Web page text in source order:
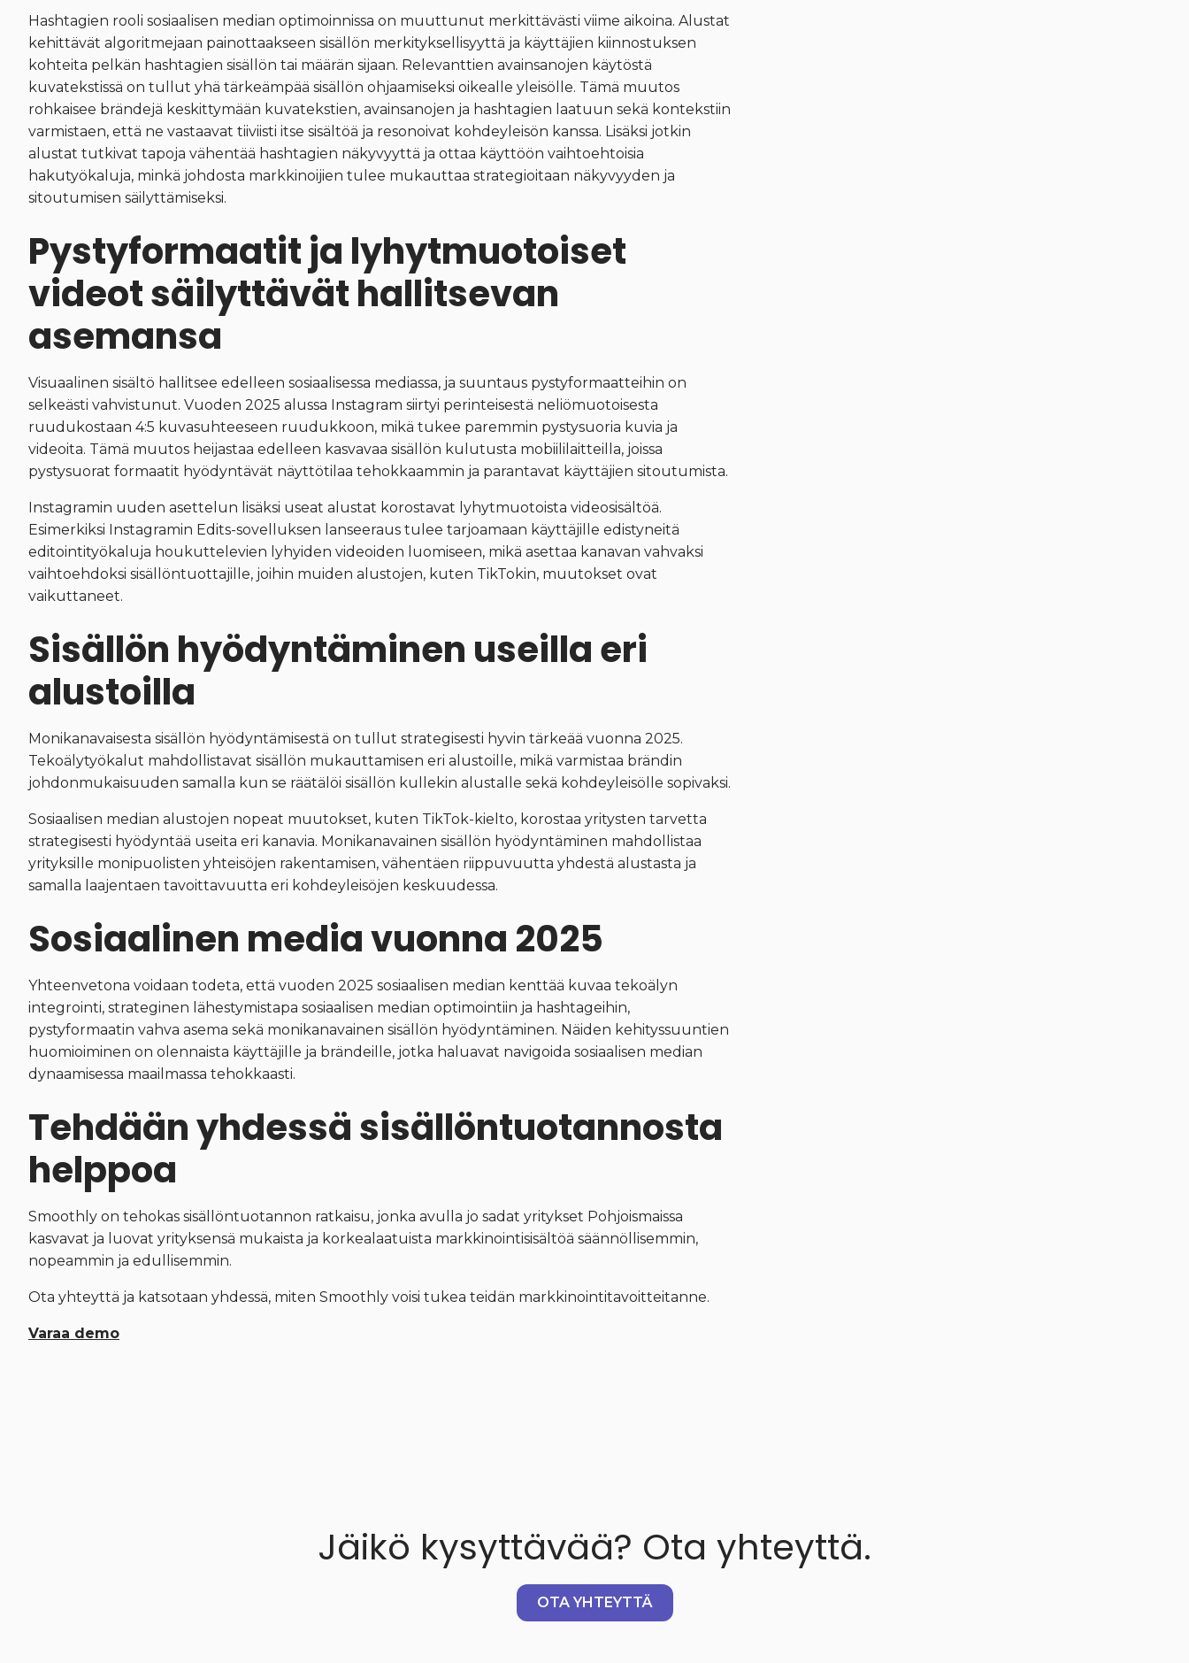
Hashtagien rooli sosiaalisen median optimoinnissa on muuttunut merkittävästi viime aikoina. Alustat
kehittävät algoritmejaan painottaakseen sisällön merkityksellisyyttä ja käyttäjien kiinnostuksen
kohteita pelkän hashtagien sisällön tai määrän sijaan. Relevanttien avainsanojen käytöstä
kuvatekstissä on tullut yhä tärkeämpää sisällön ohjaamiseksi oikealle yleisölle. Tämä muutos
rohkaisee brändejä keskittymään kuvatekstien, avainsanojen ja hashtagien laatuun sekä kontekstiin
varmistaen, että ne vastaavat tiiviisti itse sisältöä ja resonoivat kohdeyleisön kanssa. Lisäksi jotkin
alustat tutkivat tapoja vähentää hashtagien näkyvyyttä ja ottaa käyttöön vaihtoehtoisia
hakutyökaluja, minkä johdosta markkinoijien tulee mukauttaa strategioitaan näkyvyyden ja
sitoutumisen säilyttämiseksi.
Pystyformaatit ja lyhytmuotoiset
videot säilyttävät hallitsevan
asemansa
Visuaalinen sisältö hallitsee edelleen sosiaalisessa mediassa, ja suuntaus pystyformaatteihin on
selkeästi vahvistunut. Vuoden 2025 alussa Instagram siirtyi perinteisestä neliömuotoisesta
ruudukostaan 4:5 kuvasuhteeseen ruudukkoon, mikä tukee paremmin pystysuoria kuvia ja
videoita. Tämä muutos heijastaa edelleen kasvavaa sisällön kulutusta mobiililaitteilla, joissa
pystysuorat formaatit hyödyntävät näyttötilaa tehokkaammin ja parantavat käyttäjien sitoutumista.
Instagramin uuden asettelun lisäksi useat alustat korostavat lyhytmuotoista videosisältöä.
Esimerkiksi Instagramin Edits-sovelluksen lanseeraus tulee tarjoamaan käyttäjille edistyneitä
editointityökaluja houkuttelevien lyhyiden videoiden luomiseen, mikä asettaa kanavan vahvaksi
vaihtoehdoksi sisällöntuottajille, joihin muiden alustojen, kuten TikTokin, muutokset ovat
vaikuttaneet.
Sisällön hyödyntäminen useilla eri
alustoilla
Monikanavaisesta sisällön hyödyntämisestä on tullut strategisesti hyvin tärkeää vuonna 2025.
Tekoälytyökalut mahdollistavat sisällön mukauttamisen eri alustoille, mikä varmistaa brändin
johdonmukaisuuden samalla kun se räätälöi sisällön kullekin alustalle sekä kohdeyleisölle sopivaksi.
Sosiaalisen median alustojen nopeat muutokset, kuten TikTok-kielto, korostaa yritysten tarvetta
strategisesti hyödyntää useita eri kanavia. Monikanavainen sisällön hyödyntäminen mahdollistaa
yrityksille monipuolisten yhteisöjen rakentamisen, vähentäen riippuvuutta yhdestä alustasta ja
samalla laajentaen tavoittavuutta eri kohdeyleisöjen keskuudessa.
Sosiaalinen media vuonna 2025
Yhteenvetona voidaan todeta, että vuoden 2025 sosiaalisen median kenttää kuvaa tekoälyn
integrointi, strateginen lähestymistapa sosiaalisen median optimointiin ja hashtageihin,
pystyformaatin vahva asema sekä monikanavainen sisällön hyödyntäminen. Näiden kehityssuuntien
huomioiminen on olennaista käyttäjille ja brändeille, jotka haluavat navigoida sosiaalisen median
dynaamisessa maailmassa tehokkaasti.
Tehdään yhdessä sisällöntuotannosta
helppoa
Smoothly on tehokas sisällöntuotannon ratkaisu, jonka avulla jo sadat yritykset Pohjoismaissa
kasvavat ja luovat yrityksensä mukaista ja korkealaatuista markkinointisisältöä säännöllisemmin,
nopeammin ja edullisemmin.
Ota yhteyttä ja katsotaan yhdessä, miten Smoothly voisi tukea teidän markkinointitavoitteitanne.
Varaa demo
Jäikö kysyttävää? Ota yhteyttä.
OTA YHTEYTTÄ